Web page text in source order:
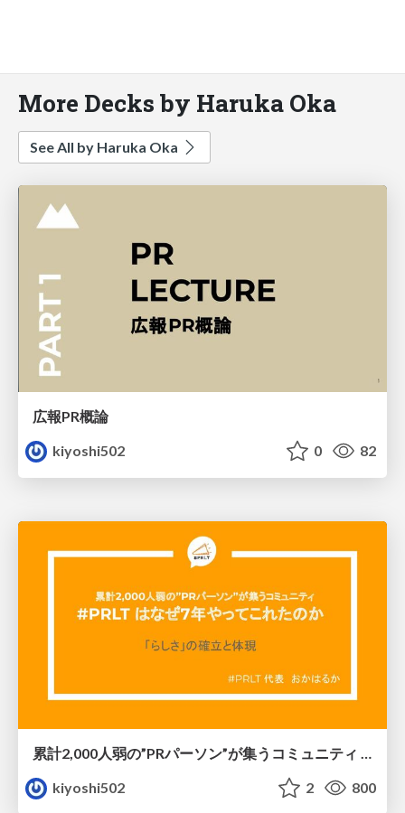
More Decks by Haruka Oka
See All by Haruka Oka
広報PR概論
kiyoshi502
0 82
kiyoshi502
2 800